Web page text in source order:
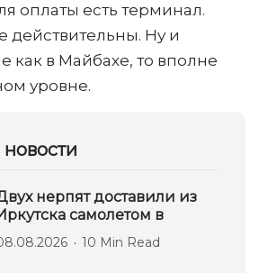
оплаты есть терминал.
действительны. Ну и
как в Майбахе, то вполне
уровне.
нерпят доставили из
самолетом в
10 Min Read